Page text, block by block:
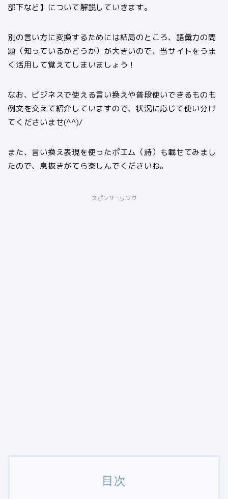
部下など】について解説していきます。
別の言い方に変換するためには結局のところ、語彙力の問
題（知っているかどうか）が大きいので、当サイトをうま
く活用して覚えてしまいましょう！
なお、ビジネスで使える言い換えや普段使いできるものも
例文を交えて紹介していますので、状況に応じて使い分け
てくださいませ(^^)/
また、言い換え表現を使ったポエム（詩）も載せてみまし
たので、息抜きがてら楽しんでくださいね。
スポンサーリンク
目次